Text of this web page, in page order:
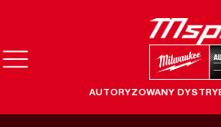
AUTORYZOWANY